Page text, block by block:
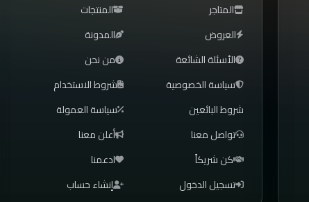
المتاجر
المنتجات
العروض
المدونة
الأسئلة الشائعة
من نحن
سياسة الخصوصية
شروط الاستخدام
شروط البائعين
سياسة العمولة
تواصل معنا
أعلن معنا
كن شريكاً
ادعمنا
تسجيل الدخول
إنشاء حساب